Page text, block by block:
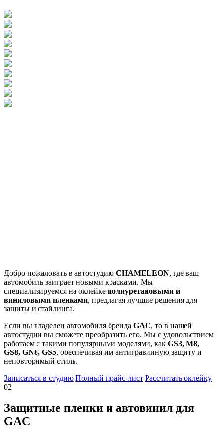
Добро пожаловать в автостудию CHAMELEON, где ваш
автомобиль заиграет новыми красками. Мы
специализируемся на оклейке полиуретановыми и
виниловыми пленками, предлагая лучшие решения для
защиты и стайлинга.
Если вы владелец автомобиля бренда GAC, то в нашей
автостудии вы сможете преобразить его. Мы с удовольствием
работаем с такими популярными моделями, как GS3, M8,
GS8, GN8, GS5, обеспечивая им антигравийную защиту и
неповторимый стиль.
Записаться в студию Полный прайс-лист Рассчитать оклейку
02
Защитные пленки и автовинил для
GAC